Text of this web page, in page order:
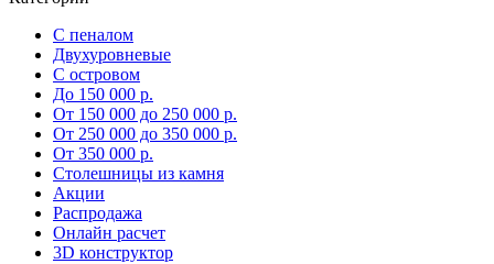
С пеналом
Двухуровневые
С островом
До 150 000 р.
От 150 000 до 250 000 р.
От 250 000 до 350 000 р.
От 350 000 р.
Столешницы из камня
Акции
Распродажа
Онлайн расчет
3D конструктор